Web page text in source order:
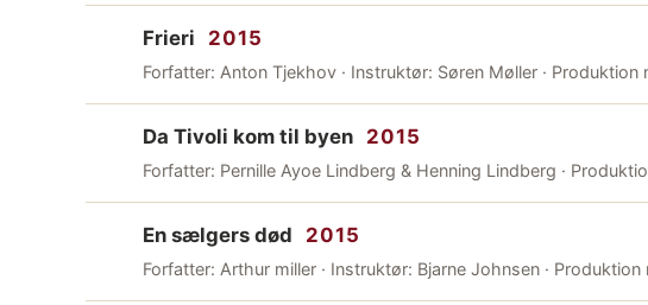
Frieri 2015
Forfatter: Anton Tjekhov · Instruktør: Søren Møller · Produktion
Da Tivoli kom til byen 2015
Forfatter: Pernille Ayoe Lindberg & Henning Lindberg ·
En sælgers død 2015
Forfatter: Arthur miller · Instruktør: Bjarne Johnsen · Produktion